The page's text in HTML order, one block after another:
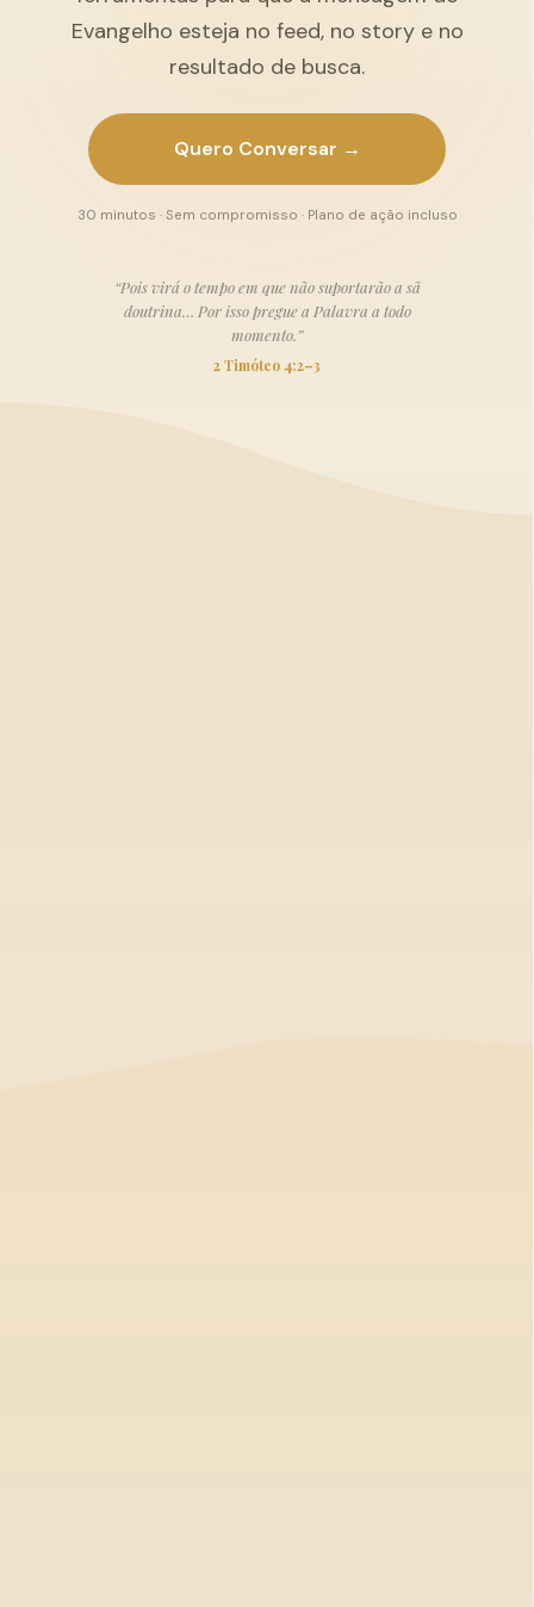
Evangelho esteja no feed, no story e no
resultado de busca.
Quero Conversar →
30 minutos · Sem compromisso · Plano de ação incluso
“Pois virá o tempo em que não suportarão a sã
doutrina… Por isso pregue a Palavra a todo
momento.”
2 Timóteo 4:2–3